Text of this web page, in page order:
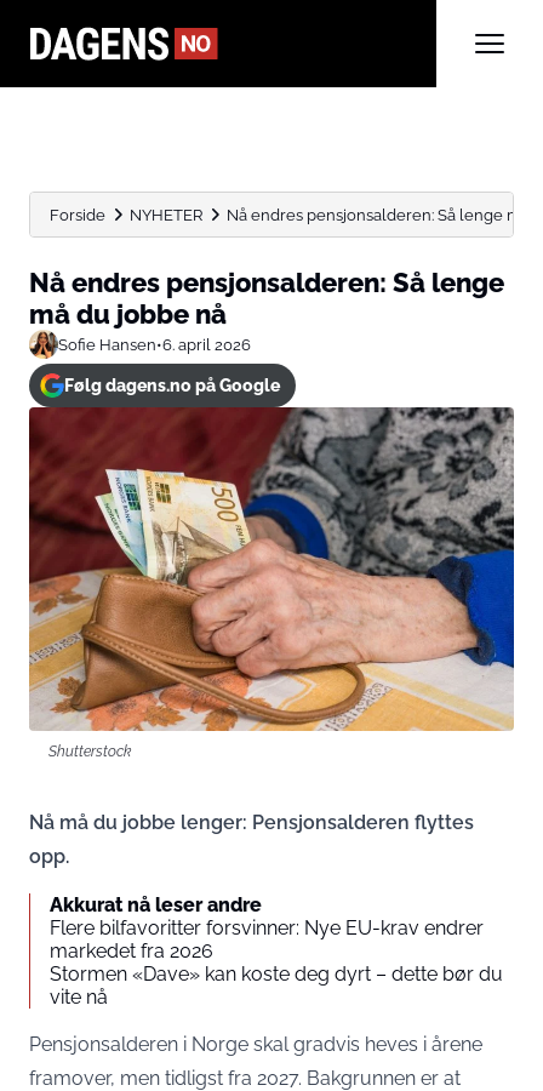
Forside NYHETER Nå endres pensjonsalderen: Så lenge må
Nå endres pensjonsalderen: Så lenge
må du jobbe nå
Sofie Hansen•6. april 2026
Følg dagens.no på Google
Shutterstock
Nå må du jobbe lenger: Pensjonsalderen flyttes
opp.
Akkurat nå leser andre
Flere bilfavoritter forsvinner: Nye EU-krav endrer
markedet fra 2026
Stormen «Dave» kan koste deg dyrt – dette bør du
vite nå
Pensjonsalderen i Norge skal gradvis heves i årene
framover, men tidligst fra 2027. Bakgrunnen er at